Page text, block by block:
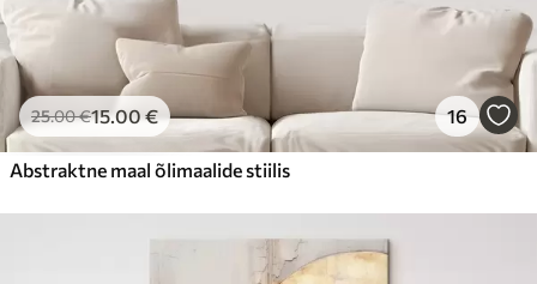
25.00€15.00€ 16
Abstraktne maal õlimaalide stiilis